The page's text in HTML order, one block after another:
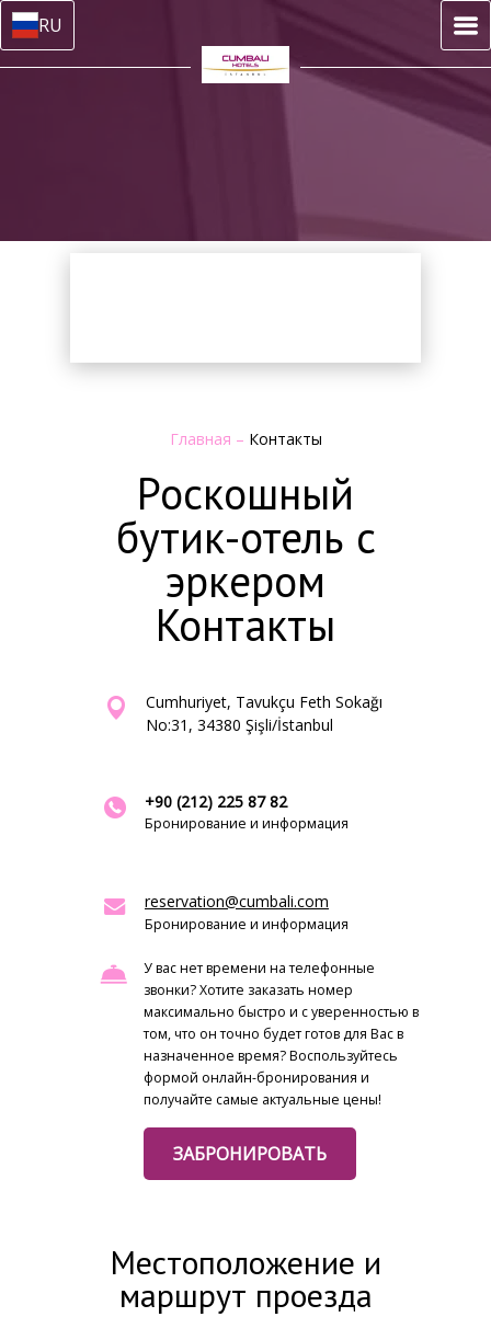
RU
Главная – Контакты
Роскошный
бутик-отель с
эркером
Контакты
Cumhuriyet, Tavukçu Feth Sokağı
No:31, 34380 Şişli/İstanbul
+90 (212) 225 87 82
Бронирование и информация
reservation@cumbali.com
Бронирование и информация
У вас нет времени на телефонные
звонки? Хотите заказать номер
максимально быстро и с уверенностью в
том, что он точно будет готов для Вас в
назначенное время? Воспользуйтесь
формой онлайн-бронирования и
получайте самые актуальные цены!
ЗАБРОНИРОВАТЬ
Местоположение и
маршрут проезда